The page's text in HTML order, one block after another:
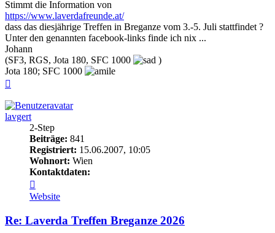
Stimmt die Information von
https://www.laverdafreunde.at/
dass das diesjährige Treffen in Breganze vom 3.-5. Juli stattfindet ?
Unter den genannten facebook-links finde ich nix ...
Johann
(SF3, RGS, Jota 180, SFC 1000
)
Jota 180; SFC 1000
lavgert
2-Step
Beiträge: 841
Registriert: 15.06.2007, 10:05
Wohnort: Wien
Kontaktdaten:
von
lavgert
Website
Re: Laverda Treffen Breganze 2026